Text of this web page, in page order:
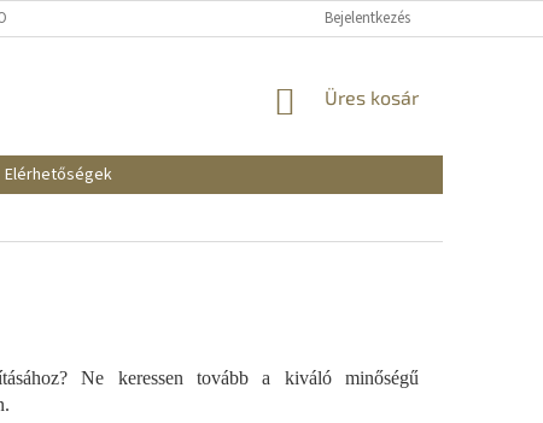
REKLAMÁCIÓK ÉS
Bejelentkezés
KOSÁR
Üres kosár
Elérhetőségek
Ne keressen tovább a kiváló minőségű